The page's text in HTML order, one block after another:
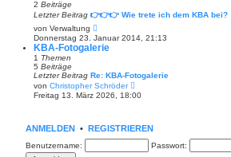
r
B
i
g
2 Beiträge
Letzter Beitrag 👉👉👉 Wie trete ich dem KBA bei?
von Verwaltung
e
u
e
e
r
B
r
a
Donnerstag 23. Januar 2014, 21:13
KBA-Fotogalerie
1 Themen
5 Beiträge
Letzter Beitrag Re: KBA-Fotogalerie
von Christopher Schröder
e
u
t
B
Freitag 13. März 2026, 18:00
ANMELDEN • REGISTRIEREN
Benutzername: Passwort: